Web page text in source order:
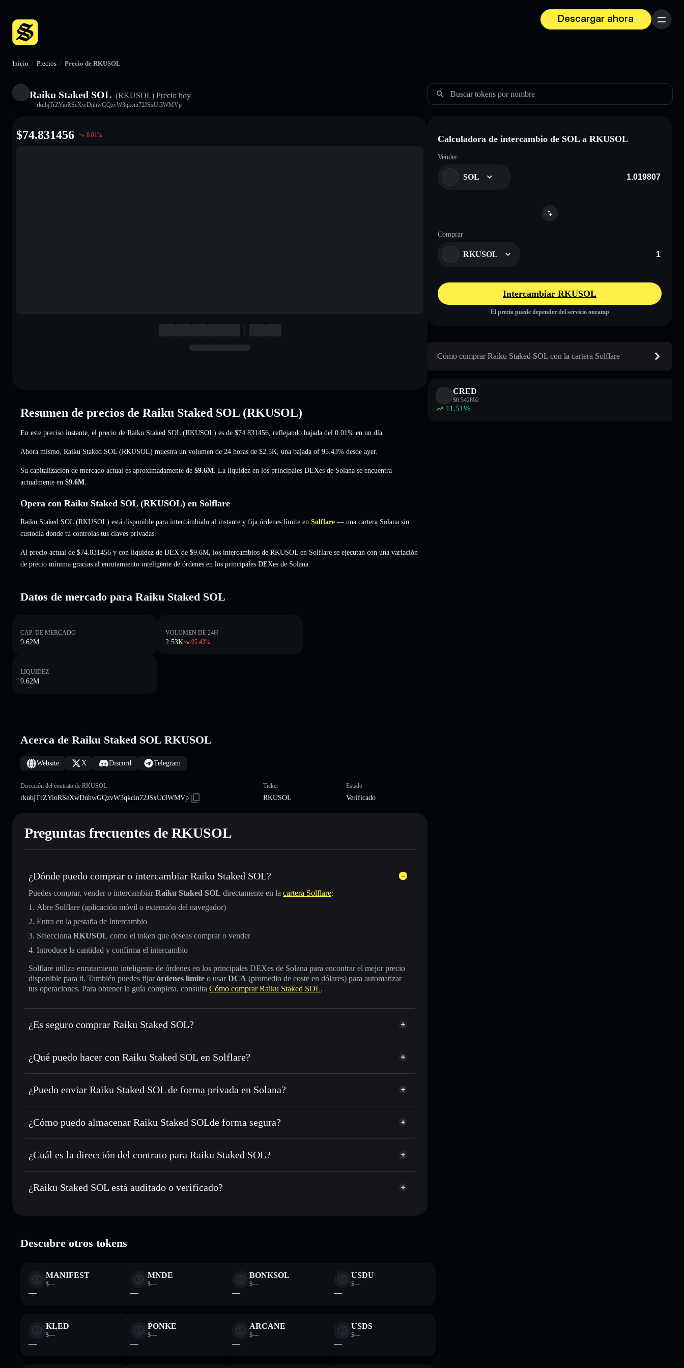
Descargar ahora
Menú
Inicio / Precios / Precio de RKUSOL
Raiku Staked SOL (RKUSOL) Precio hoy
rkubjTrZYioRSeXwDnhwGQzvW3qkcin72JSxUt3WMVp
Buscar tokens por nombre
$74.831456 0.01%
Resumen de precios de Raiku Staked SOL (RKUSOL)
En este preciso instante, el precio de Raiku Staked SOL (RKUSOL) es de $74.831456 , reflejando bajada del 0.01% en un día.
Ahora mismo, Raiku Staked SOL (RKUSOL) muestra un volumen de 24 horas de $2.5K una bajada of 95.43% desde ayer.
Su capitalización de mercado actual es aproximadamente de $9.6M . La liquidez en los principales DEXes de Solana se encuentra
actualmente en $9.6M
Opera con Raiku Staked SOL (RKUSOL) en Solflare
Raiku Staked SOL (RKUSOL) está disponible para intercámbialo al instante y fija órdenes límite en Solflare — una cartera Solana sin
custodia donde tú controlas tus claves privadas.
Al precio actual de $74.831456 y con liquidez de DEX de $9.6M, los intercambios de RKUSOL en Solflare se ejecutan con una variación
de precio mínima gracias al enrutamiento inteligente de órdenes en los principales DEXes de Solana.
Datos de mercado para Raiku Staked SOL
CAP. DE MERCADO
9.62M
VOLUMEN DE 24H
2.53K 95.43%
LIQUIDEZ
9.62M
Acerca de Raiku Staked SOL RKUSOL
Website X Discord Telegram
Dirección del contrato de RKUSOL
rkubjTrZYioRSeXwDnhwGQzvW3qkcin72JSxUt3WMVp
Ticker
RKUSOL
Estado
Verificado
Preguntas frecuentes de RKUSOL
¿Dónde puedo comprar o intercambiar Raiku Staked SOL?
Puedes comprar, vender o intercambiarRaiku Staked SOL directamente en la cartera Solflare:
Abre Solflare (aplicación móvil o extensión del navegador)
Entra en la pestaña de Intercambio
Selecciona RKUSOL como el token que deseas comprar o vender
Introduce la cantidad y confirma el intercambio
Solflare utiliza enrutamiento inteligente de órdenes en los principales DEXes de Solana para encontrar el mejor precio
disponible para ti. También puedes fijarórdenes límite o usarDCA (promedio de coste en dólares) para automatizar
tus operaciones. Para obtener la guía completa, consulta Cómo comprar Raiku Staked SOL.
¿Es seguro comprar Raiku Staked SOL?
Raiku Staked SOL token verificado
¿Qué puedo hacer con Raiku Staked SOL en Solflare?
Raiku Staked SOL
cartera de Solflare
Intercambiar al instante: operar con RKUSOL para SOL, USDC o miles de otros tokens de Solana con
Utilizar DCA: promedio de coste en dólares en RKUSOL a lo largo del tiempo
Enviar de forma privada: transferir RKUSOL sin vincular públicamente las carteras usando el agregador de
privacidad integrado de Solflare
Holdear de forma segura: almacenar RKUSOL en una cartera sin custodia donde tú controla tus claves privadas
¿Puedo enviar Raiku Staked SOL de forma privada en Solana?
cartera de Solflare agregador de privacidad
Raiku
Staked SOL
¿Cómo puedo almacenar Raiku Staked SOLde forma segura?
Raiku Staked SOL cartera sin custodia Solflare
¿Cuál es la dirección del contrato para Raiku Staked SOL?
Raiku Staked SOL
rkubjTrZYioRSeXwDnhwGQzvW3qkcin72JSxUt3WMVp
¿Raiku Staked SOL está auditado o verificado?
Descubre otros tokens
MANIFEST
$—
—
MNDE
$—
—
BONKSOL
$—
—
USDU
$—
—
KLED
$—
—
PONKE
$—
—
ARCANE
$—
—
USDS
$—
—
Calculadora de intercambio de SOL a RKUSOL
Vender
SOL
Comprar
RKUSOL
Intercambiar RKUSOL
El precio puede depender del servicio onramp
Cómo comprar Raiku Staked SOL con la cartera Solflare
CRED
$0.542892
11.51%